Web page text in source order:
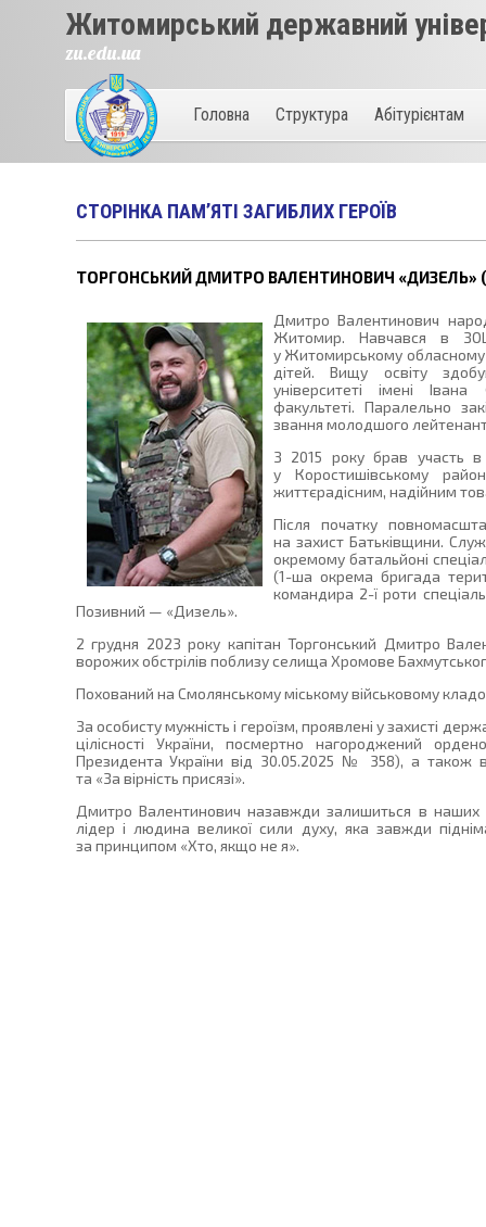
Житомирський державний
zu.edu.ua
Головна Структура Абітурієнтам
СТОРІНКА ПАМ’ЯТІ ЗАГИБЛИХ ГЕРОЇВ
ТОРГОНСЬКИЙ ДМИТРО ВАЛЕНТИНОВИЧ «ДИЗЕЛЬ»
Дмитро Валентинович
Житомир. Навчався в
у Житомирському обласному
дітей. Вищу освіту
університеті імені
факультеті. Паралельно
звання молодшого
З 2015 року брав участь
у Коростишівському
життєрадісним, надійним
Після початку
на захист Батьківщини.
окремому батальйоні
(1-ша окрема бригада
командира 2-ї роти
Позивний — «Дизель».
2 грудня 2023 року капітан Торгонський Дмитро
ворожих обстрілів поблизу селища Хромове
Похований на Смолянському міському військовому
За особисту мужність і героїзм, проявлені у захисті
цілісності України, посмертно нагороджений
Президента України від 30.05.2025 № 358), а також
та «За вірність присязі».
Дмитро Валентинович назавжди залишиться в наших
лідер і людина великої сили духу, яка завжди
за принципом «Хто, якщо не я».